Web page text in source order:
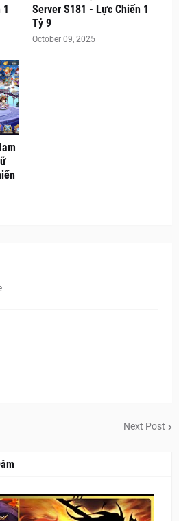
1
Server S181 - Lực Chiến 1
Tỷ 9
October 09, 2025
Next Post